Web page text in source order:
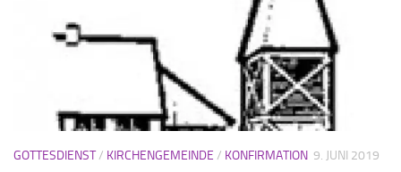
GOTTESDIENST/ KIRCHENGEMEINDE / KONFIRMATION 9. JUNI 2019